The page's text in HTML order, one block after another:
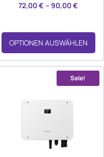
72,00€ – 90,00€
OPTIONEN AUSWÄHLEN
Sale!